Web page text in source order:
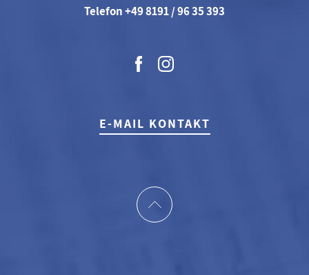
Telefon +49 8191 / 96 35 393
E-MAIL KONTAKT